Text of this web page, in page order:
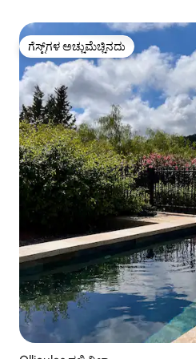
ಗೆಸ್ಟ್‌ಗಳ ಅಚ್ಚುಮೆಚ್ಚಿನದು
ಗೆಸ್ಟ್‌ಗಳ ಅಚ್ಚುಮೆಚ್ಚಿನದು